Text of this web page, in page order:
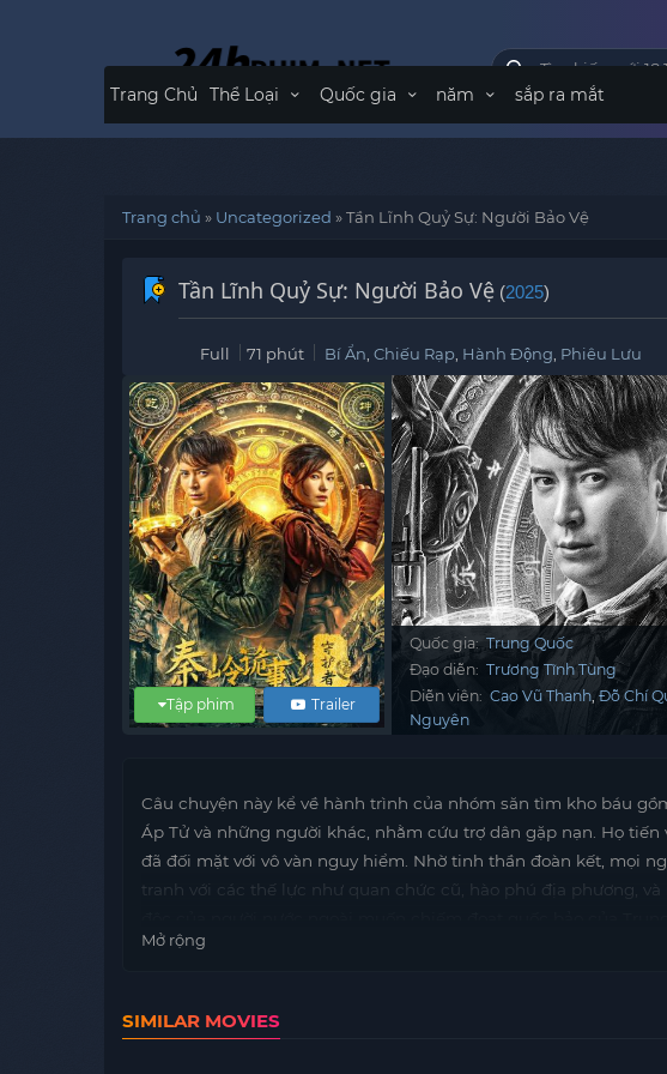
Trang Chủ Thể Loại Quốc gia năm sắp ra mắt
Trang chủ » Uncategorized »Tần Lĩnh Quỷ Sự: Người Bảo Vệ
Tần Lĩnh Quỷ Sự: Người Bảo Vệ (2025)
Full 71 phút Bí Ẩn Chiếu Rạp Hành Động Phiêu Lưu
Trailer
Tập phim
Quốc gia: Trung Quốc
Đạo diễn: Trương Tĩnh Tùng
Diễn viên: Cao Vũ Thanh Đỗ Chí
Nguyên
Câu chuyện này kể về hành trình của nhóm săn tìm kho báu
Áp Tử và những người khác, nhằm cứu trợ dân gặp nạn. Họ
đã đối mặt với vô vàn nguy hiểm. Nhờ tinh thần đoàn kết, mọi
tranh với các thế lực như quan chức cũ, hào phú địa phương,
Mở rộng
SIMILAR MOVIES